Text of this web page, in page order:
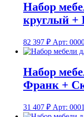
Набор
круглый +
82 397 ₽ Арт:
Набор
Франк +
31 407 ₽ Арт: